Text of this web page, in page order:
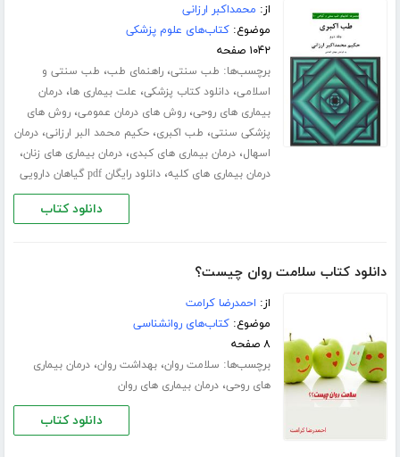
از: محمداکبر ارزانی
موضوع:کتاب‌های علوم پزشکی
۱۰۴۲ صفحه
برچسب‌ها: طب سنتی،راهنمای طب، طب سنتی و
اسلامی،دانلود کتاب پزشکی، علت بیماری ها،درمان
بیماری های روحی،روش های درمان عمومی،روش های
پزشکی سنتی، طب اکبری،حکیم محمد البر ارزانی،درمان
اسهال،درمان بیماری های کبدی،درمان بیماری های زنان،
درمان بیماری های کلیه،دانلود رایگان pdf گیاهان دارویی
دانلود کتاب
دانلود کتاب سلامت روان چیست؟
از: احمدرضا کرامت
موضوع:کتاب‌های روانشناسی
۸ صفحه
برچسب‌ها: سلامت روان،بهداشت روان،درمان بیماری
های روحی،درمان بیماری های روان
دانلود کتاب